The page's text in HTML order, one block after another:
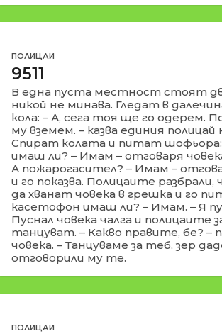
ПОЛИЦАИ
9511
В една пуста местност стоят
никой не минава. Гледат в
кола: – А, сега тоя ще го одерем.
му вземем. – казва единия полицай
Спират колата и питат шофьора:
имаш ли? – Имам – отговаря
А пожарогасител? – Имам –
и го показва. Полицаите
да хванат човека в грешка и го
касетофон имаш ли? – Имам. – Я
Пуснал човека чалга и полицаите
танцуват. – Какво правите, бе? –
човека. – Танцуваме за теб, зер
отговорили му те.
ПОЛИЦАИ